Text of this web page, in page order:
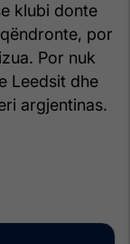
klubi donte
por
Por nuk
Leedsit dhe
argjentinas.